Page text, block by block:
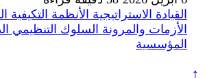
الأنظمة التكيفية المعقدةإدارة
التنظيمي الديناميكية